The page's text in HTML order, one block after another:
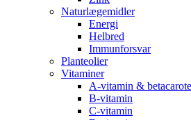
Naturlægemidler
Energi
Helbred
Immunforsvar
Planteolier
Vitaminer
A-vitamin &
B-vitamin
C-vitamin